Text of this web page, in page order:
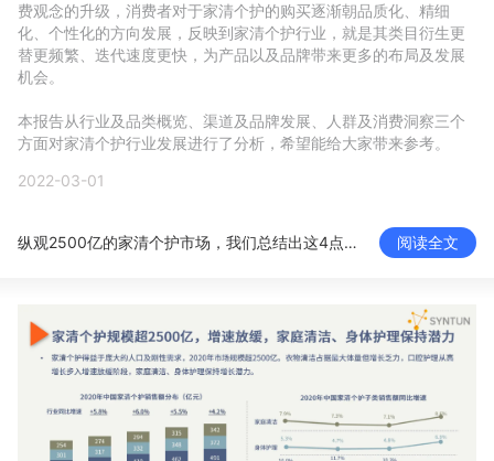
面对面聊增长
有赞春季发布会 实干家直播间
新零售大会 新零售茶会
产品更新动态 帮助中心
行业洞察
费观念的升级，消费者对于家清个护的购买逐渐朝品质化、精细
化、个性化的方向发展，反映到家清个护行业，就是其类目衍生更
替更频繁、迭代速度更快，为产品以及品牌带来更多的布局及发展
机会。
本报告从行业及品类概览、渠道及品牌发展、人群及消费洞察三个
方面对家清个护行业发展进行了分析，希望能给大家带来参考。
2022-03-01
纵观2500亿的家清个护市场，我们总结出这4点消费洞察 阅读全文